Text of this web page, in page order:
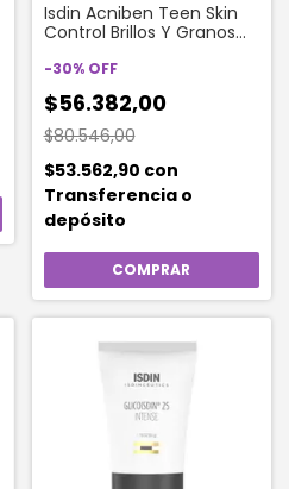
Isdin Acniben Teen Skin
Control Brillos Y Granos
-30% OFF
$56.382,00
$80.546,00
$53.562,90 con
Transferencia o
depósito